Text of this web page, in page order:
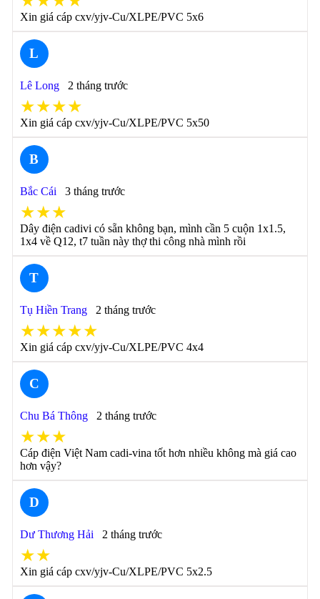
Xin giá cáp cxv/yjv-Cu/XLPE/PVC 5x6
L
Lê Long 2 tháng trước
★★★★
Xin giá cáp cxv/yjv-Cu/XLPE/PVC 5x50
B
Bắc Cái 3 tháng trước
★★★
Dây điện cadivi có sẵn không bạn, mình cần 5 cuộn 1x1.5,
1x4 về Q12, t7 tuần này thợ thi công nhà mình rồi
T
Tụ Hiền Trang 2 tháng trước
★★★★★
Xin giá cáp cxv/yjv-Cu/XLPE/PVC 4x4
C
Chu Bá Thông 2 tháng trước
★★★
Cáp điện Việt Nam cadi-vina tốt hơn nhiều không mà giá cao
hơn vậy?
D
Dư Thương Hải 2 tháng trước
★★
Xin giá cáp cxv/yjv-Cu/XLPE/PVC 5x2.5